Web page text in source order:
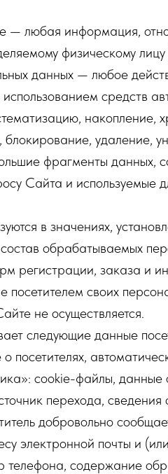
— любая информация,
физическому
данных — любое
средств
накопление,
блокирование, удаление,
фрагменты данных,
Сайта и
в значениях,
обрабатываемых
регистрации, заказа и
посетителем своих
не осуществляется.
следующие данные
cookie-файлы,
перехода,
добровольно
электронной почты и
телефона, содержание